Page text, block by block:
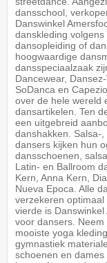
dansschool,
Danswinkel
danskleding
dansopleiding of
hoogwaardige
dansspeciaalzaak
Dancewear,
SoDanca en
over de hele wereld
dansartikelen. Ten
een uitgebreid
danshakken. Salsa-
dansers kijken hun
dansschoenen,
Latin- en Ballroom
Kern, Anna Kern,
Nueva Epoca. Alle
verzekeren
vierde is
voor dansers. Neem
mooiste yoga
gymnastiek
schoenen en